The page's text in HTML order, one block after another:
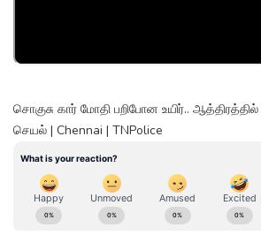
சொகுசு கார் மோதி பறிபோன உயிர்..
செயல் | Chennai | TNPolice